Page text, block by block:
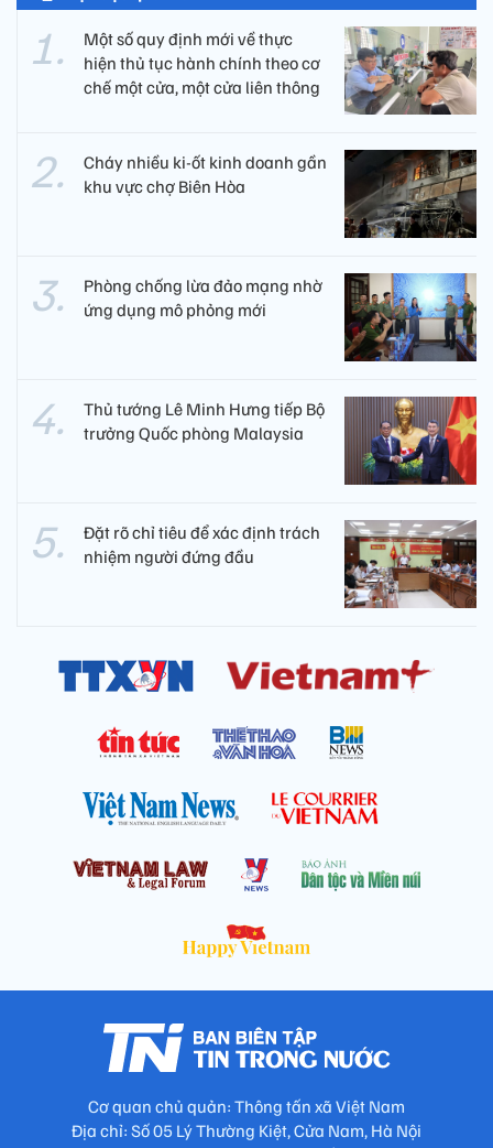
Một số quy định mới về thực
hiện thủ tục hành chính theo cơ
chế một cửa, một cửa liên thông
Cháy nhiều ki-ốt kinh doanh gần
khu vực chợ Biên Hòa
Phòng chống lừa đảo mạng nhờ
ứng dụng mô phỏng mới
Thủ tướng Lê Minh Hưng tiếp Bộ
trưởng Quốc phòng Malaysia
Đặt rõ chỉ tiêu để xác định trách
nhiệm người đứng đầu
Cơ quan chủ quản: Thông tấn xã Việt Nam
Địa chỉ: Số 05 Lý Thường Kiệt, Cửa Nam, Hà Nội